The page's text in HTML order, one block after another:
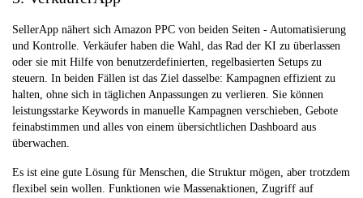
SellerApp nähert sich Amazon PPC von beiden Seiten - Automatisierung
und Kontrolle. Verkäufer haben die Wahl, das Rad der KI zu überlassen
oder sie mit Hilfe von benutzerdefinierten, regelbasierten Setups zu
steuern. In beiden Fällen ist das Ziel dasselbe: Kampagnen effizient zu
halten, ohne sich in täglichen Anpassungen zu verlieren. Sie können
leistungsstarke Keywords in manuelle Kampagnen verschieben, Gebote
feinabstimmen und alles von einem übersichtlichen Dashboard aus
überwachen.
Es ist eine gute Lösung für Menschen, die Struktur mögen, aber trotzdem
flexibel sein wollen. Funktionen wie Massenaktionen, Zugriff auf